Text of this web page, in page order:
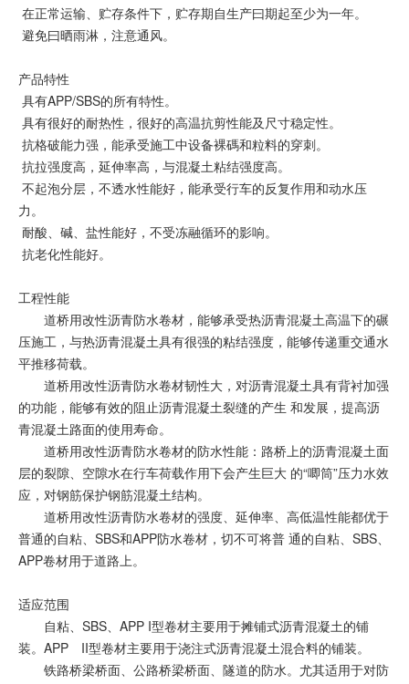
在正常运输、贮存条件下，贮存期自生产曰期起至少为一年。
避免曰晒雨淋，注意通风。
产品特性
具有APP/SBS的所有特性。
具有很好的耐热性，很好的高温抗剪性能及尺寸稳定性。
抗格破能力强，能承受施工中设备裸碼和粒料的穿刺。
抗拉强度高，延伸率高，与混凝土粘结强度高。
不起泡分层，不透水性能好，能承受行车的反复作用和动水压
力。
耐酸、碱、盐性能好，不受冻融循环的影响。
抗老化性能好。
工程性能
道桥用改性沥青防水卷材，能够承受热沥青混凝土高温下的碾
压施工，与热沥青混凝土具有很强的粘结强度，能够传递重交通水
平推移荷载。
道桥用改性沥青防水卷材韧性大，对沥青混凝土具有背衬加强
的功能，能够有效的阻止沥青混凝土裂缝的产生 和发展，提高沥
青混凝土路面的使用寿命。
道桥用改性沥青防水卷材的防水性能：路桥上的沥青混凝土面
层的裂隙、空隙水在行车荷载作用下会产生巨大 的“唧筒”压力水效
应，对钢筋保护钢筋混凝土结构。
道桥用改性沥青防水卷材的强度、延伸率、高低温性能都优于
普通的自粘、SBS和APP防水卷材，切不可将普 通的自粘、SBS、
APP卷材用于道路上。
适应范围
自粘、SBS、APP I型卷材主要用于摊铺式沥青混凝土的铺
装。APP II型卷材主要用于浇注式沥青混凝土混合料的铺装。
铁路桥梁桥面、公路桥梁桥面、隧道的防水。尤其适用于对防